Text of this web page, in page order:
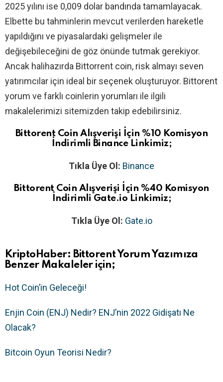
2025 yılını ise 0,009 dolar bandında tamamlayacak.
Elbette bu tahminlerin mevcut verilerden hareketle
yapıldığını ve piyasalardaki gelişmeler ile
değişebileceğini de göz önünde tutmak gerekiyor.
Ancak halihazırda Bittorrent coin, risk almayı seven
yatırımcılar için ideal bir seçenek oluşturuyor. Bittorent
yorum ve farklı coinlerin yorumları ile ilgili
makalelerimizi sitemizden takip edebilirsiniz.
Bittorent Coin Alışverişi İçin %10 Komisyon
İndirimli Binance Linkimiz;
Tıkla Üye Ol: Binance
Bittorent Coin Alışverişi İçin %40 Komisyon
İndirimli Gate.io Linkimiz;
Tıkla Üye Ol: Gate.io
KriptoHaber: Bittorent YorumYazımıza
Benzer Makaleler için;
Hot Coin’in Geleceği!
Enjin Coin (ENJ) Nedir? ENJ’nin 2022 Gidişatı Ne
Olacak?
Bitcoin Oyun Teorisi Nedir?